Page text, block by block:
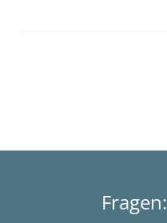
Fragen: